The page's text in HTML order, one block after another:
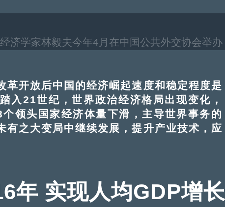
学家林毅夫今年4月在中国公共外交协会举办
实现稳定发展，并将继续成为拉动世界经济增
革开放后中国的经济崛起速度和稳定程度是
入21世纪，世界政治经济格局出现变化，
领头国家经济体量下滑，主导世界事务的
有之大变局中继续发展，提升产业技术，应
年 实现人均GDP增长